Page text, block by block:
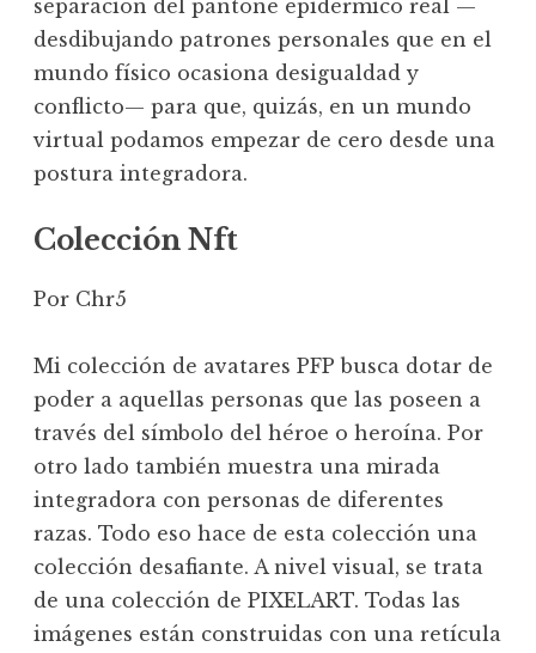
separación del pantone epidérmico real —
desdibujando patrones personales que en el
mundo físico ocasiona desigualdad y
conflicto— para que, quizás, en un mundo
virtual podamos empezar de cero desde una
postura integradora.
Colección Nft
Por Chr5
Mi colección de avatares PFP busca dotar de
poder a aquellas personas que las poseen a
través del símbolo del héroe o heroína. Por
otro lado también muestra una mirada
integradora con personas de diferentes
razas. Todo eso hace de esta colección una
colección desafiante. A nivel visual, se trata
de una colección de PIXELART. Todas las
imágenes están construidas con una retícula